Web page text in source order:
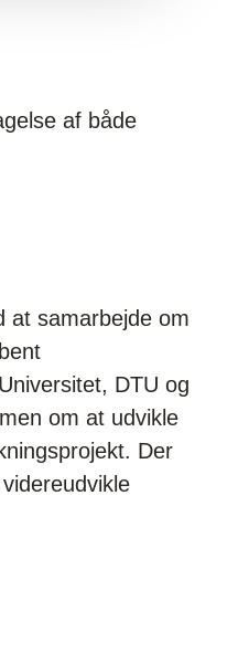
af både
at samarbejde om
DTU og
om at udvikle
Der